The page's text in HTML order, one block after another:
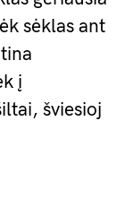
sėklas ant
į
šviesioj